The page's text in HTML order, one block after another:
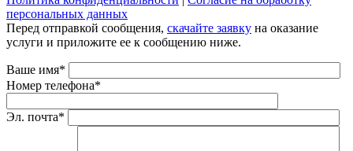
персональных данных
Перед отправкой сообщения, скачайте заявку на оказание
услуги и приложите ее к сообщению ниже.
Ваше имя*
Номер телефона*
Эл. почта*